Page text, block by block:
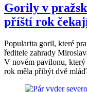
Gorily v
příští rok
Popularita goril, které
ředitele zahrady
V novém pavilonu, který
rok měla přibýt dvě